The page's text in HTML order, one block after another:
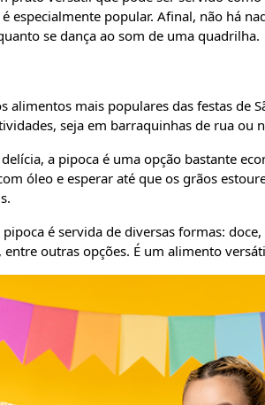
especialmente popular. Afinal, não há
se dança ao som de uma quadrilha.
alimentos mais populares das festas de
seja em barraquinhas de rua ou
a pipoca é uma opção bastante
óleo e esperar até que os grãos
é servida de diversas formas:
entre outras opções. É um alimento